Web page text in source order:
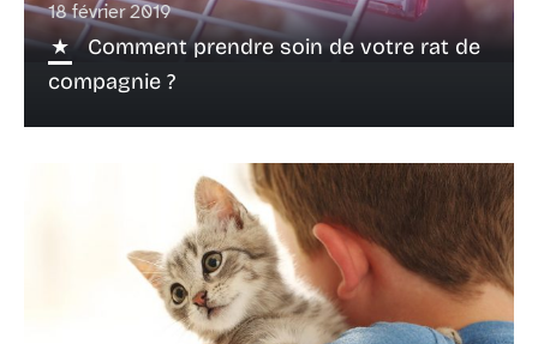
18 février 2019
Comment prendre soin de votre rat de
compagnie ?